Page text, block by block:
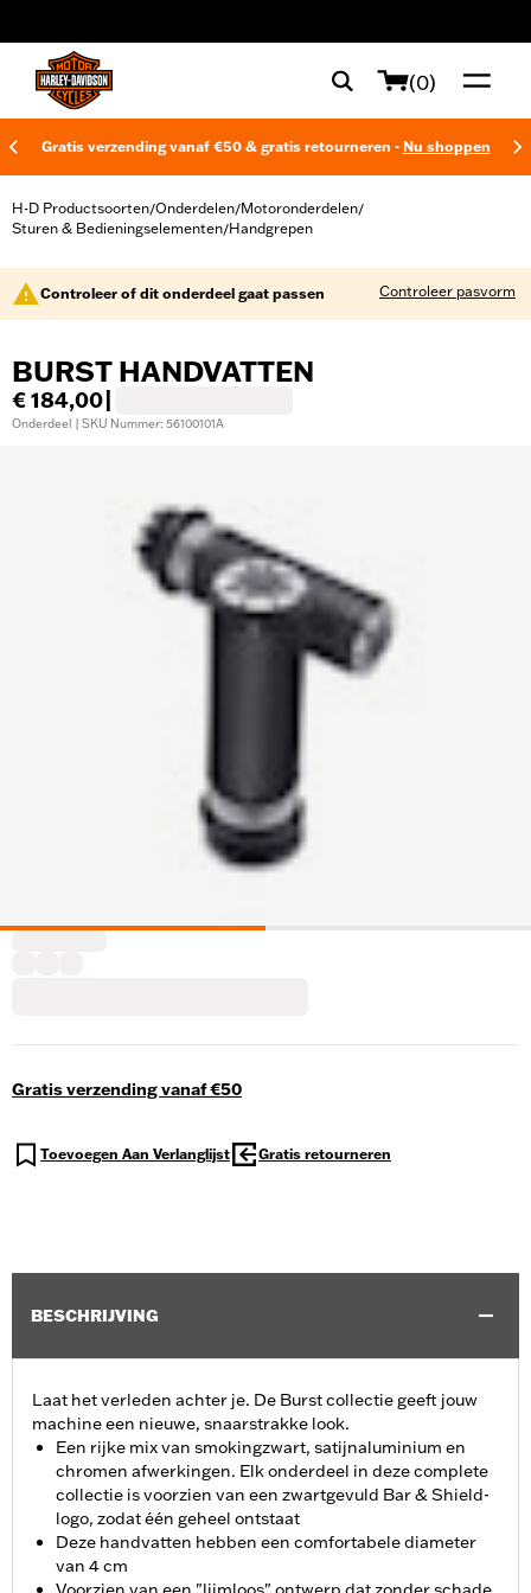
(0)
Gratis verzending vanaf €50 & gratis retourneren - Nu shoppen
H-D Productsoorten/Onderdelen/Motoronderdelen/
Sturen & Bedieningselementen/Handgrepen
Controleer of dit onderdeel gaat passen Controleer pasvorm
BURST HANDVATTEN
€ 184,00
Onderdeel | SKU Nummer: 56100101A
Gratis verzending vanaf €50
Toevoegen Aan Verlanglijst Gratis retourneren
BESCHRIJVING
Laat het verleden achter je. De Burst collectie geeft jouw
machine een nieuwe, snaarstrakke look.
Een rijke mix van smokingzwart, satijnaluminium en
chromen afwerkingen. Elk onderdeel in deze complete
collectie is voorzien van een zwartgevuld Bar & Shield-
logo, zodat één geheel ontstaat
Deze handvatten hebben een comfortabele diameter
van 4 cm